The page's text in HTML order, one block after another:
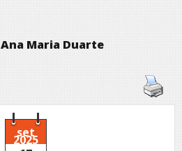
Ana Maria Duarte
set
2025